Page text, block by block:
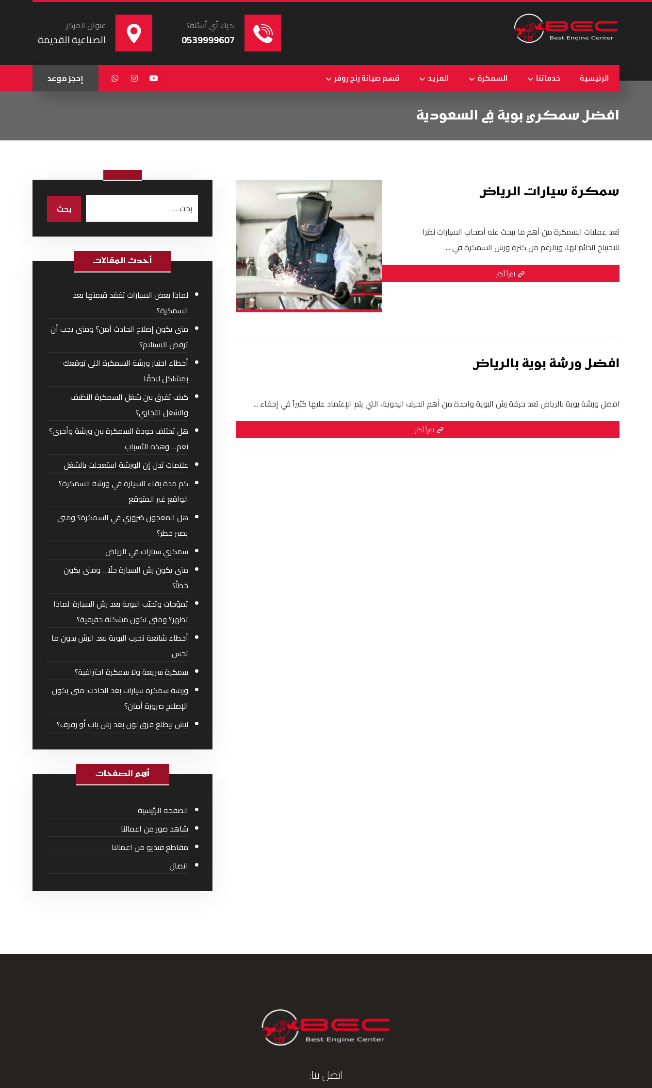
عنوان المركز
الصناعية القديمة
لديك أي أسئلة؟
0539999607
الرئيسية خدماتنا السمكرة المزيد قسم صيانة رنج روفر إحجز موعد
افضل سمكري بوية في السعودية
سمكرة سيارات الرياض
تعد عمليات السمكرة من أهم ما يبحث عنه أصحاب السيارات نظرا
للاحتياج الدائم لها، وبالرغم من كثرة ورش السمكرة في ...
اقرأ أكثر
افضل ورشة بوية بالرياض
افضل ورشة بوية بالرياض تعد حرفة رش البوية واحدة من أهم الحرف اليدوية، التي يتم الإعتماد عليها كثيراً في إخفاء ...
اقرأ أكثر
أحدث المقالات
لماذا بعض السيارات تفقد قيمتها بعد
السمكرة؟
متى يكون إصلاح الحادث آمن؟ ومتى يجب أن
ترفض الاستلام؟
أخطاء اختيار ورشة السمكرة اللي توقعك
بمشاكل لاحقًا
كيف تفرق بين شغل السمكرة النظيف
والشغل التجاري؟
هل تختلف جودة السمكرة بين ورشة وأخرى؟
نعم… وهذه الأسباب
علامات تدل إن الورشة استعجلت بالشغل
كم مدة بقاء السيارة في ورشة السمكرة؟
الواقع غير المتوقع
هل المعجون ضروري في السمكرة؟ ومتى
يصير خطر؟
سمكري سيارات في الرياض
متى يكون رش السيارة حلًا… ومتى يكون
خطأ؟
تموّجات وتحبّب البوية بعد رش السيارة: لماذا
تظهر؟ ومتى تكون مشكلة حقيقية؟
أخطاء شائعة تخرب البوية بعد الرش بدون ما
تحس
سمكرة سريعة ولا سمكرة احترافية؟
ورشة سمكرة سيارات بعد الحادث: متى يكون
الإصلاح ضرورة أمان؟
ليش بيطلع فرق لون بعد رش باب أو رفرف؟
أهم الصفحات
الصفحة الرئيسية
شاهد صور من اعمالنا
مقاطع فيديو من اعمالنا
اتصال
اتصل بنا: